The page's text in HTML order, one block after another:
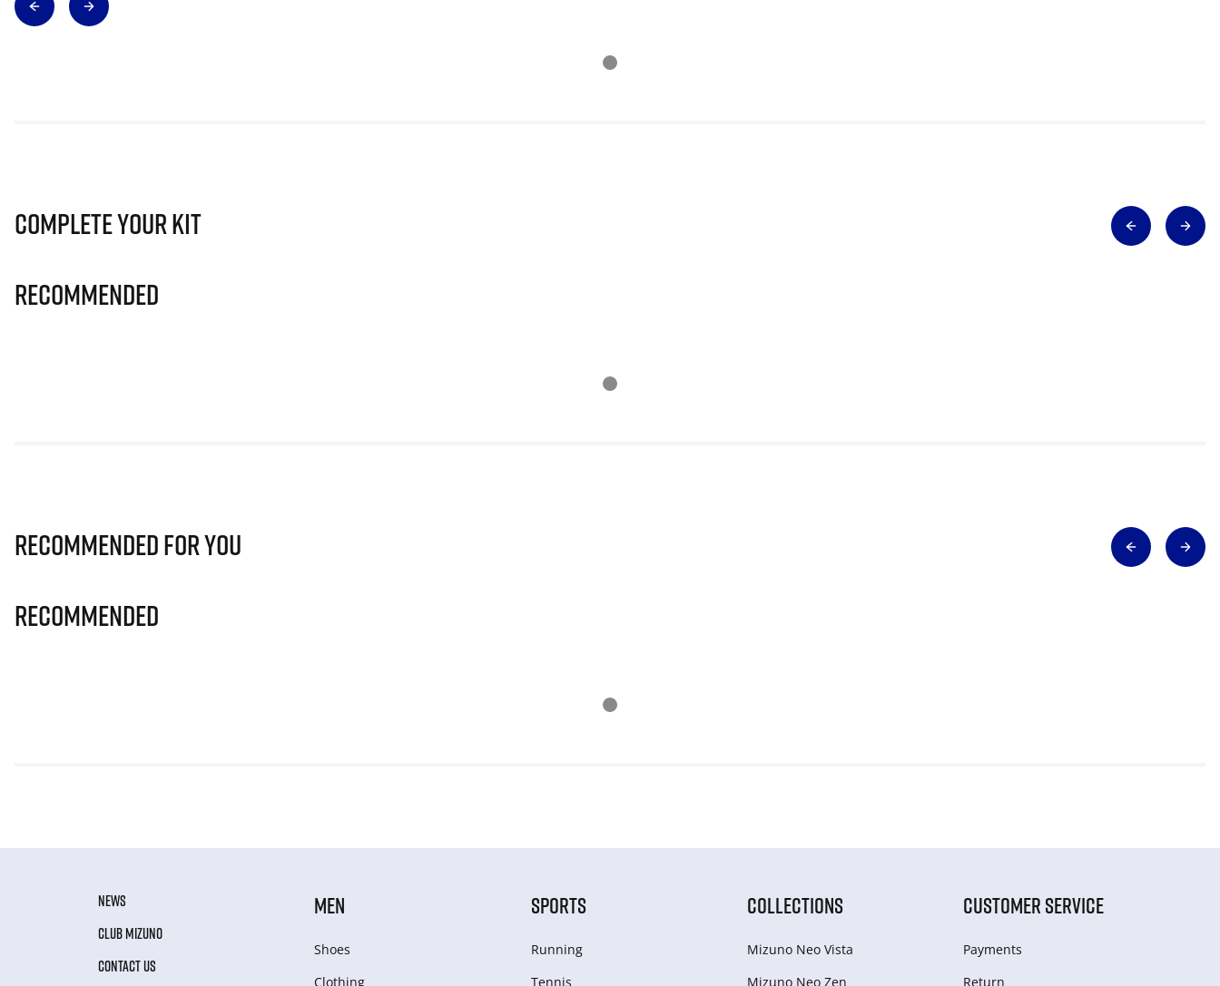
Complete Your Kit
Recommended
Recommended for you
Recommended
NEWS
CLUB MIZUNO
CONTACT US
MEN
Shoes
Clothing
SPORTS
Running
Tennis
COLLECTIONS
Mizuno Neo Vista
Mizuno Neo Zen
CUSTOMER SERVICE
Payments
Return